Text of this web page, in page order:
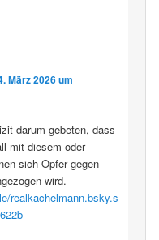
März 2026 um
darum gebeten, dass
mit diesem oder
sich Opfer gegen
wird.
realkachelmann.bsky.s